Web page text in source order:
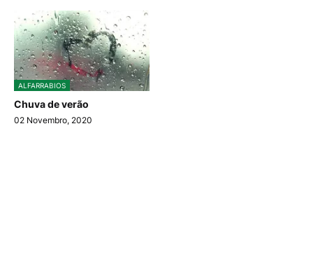
ALFARRABIOS
Chuva de verão
02 Novembro, 2020